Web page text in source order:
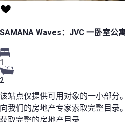
SAMANA Waves：JVC 一卧室公
1
2
该站点仅提供可用对象的一小部分。
向我们的房地产专家索取完整目录。
获取完整的房地产目录